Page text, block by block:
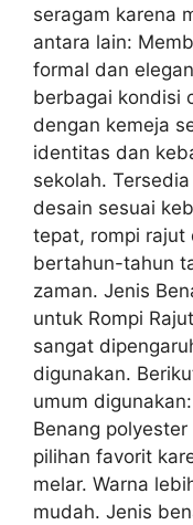
seragam karena
antara lain:
formal dan
berbagai kondisi
dengan kemeja
identitas dan
sekolah.
desain sesuai
tepat, rompi rajut
bertahun-tahun
zaman. Jenis
untuk Rompi
sangat
digunakan.
umum
Benang
pilihan favorit
melar. Warna
mudah. Jenis